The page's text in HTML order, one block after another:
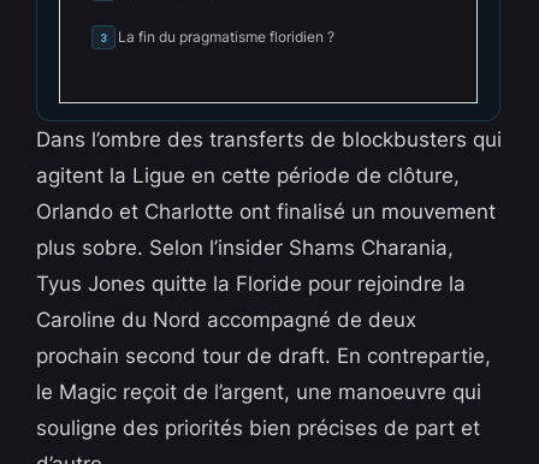
3 La fin du pragmatisme floridien ?
Dans l’ombre des transferts de blockbusters qui
agitent la Ligue en cette période de clôture,
Orlando et Charlotte ont finalisé un mouvement
plus sobre. Selon l’insider Shams Charania,
Tyus Jones quitte la Floride pour rejoindre la
Caroline du Nord accompagné de deux
prochain second tour de draft. En contrepartie,
le Magic reçoit de l’argent, une manoeuvre qui
souligne des priorités bien précises de part et